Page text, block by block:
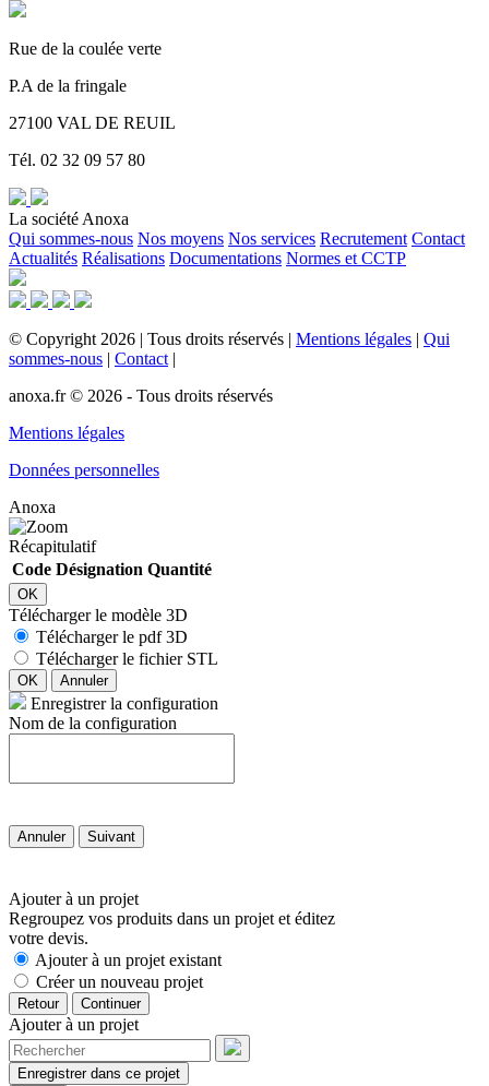
Rue de la coulée verte
P.A de la fringale
27100 VAL DE REUIL
Tél. 02 32 09 57 80
La société Anoxa
Qui sommes-nous Nos moyens Nos services Recrutement Contact
Actualités Réalisations Documentations Normes et CCTP
© Copyright 2026 | Tous droits réservés | Mentions légales | Qui
sommes-nous | Contact |
anoxa.fr © 2026 - Tous droits réservés
Mentions légales
Données personnelles
Anoxa
Récapitulatif
Code Désignation Quantité
OK
Télécharger le modèle 3D
Télécharger le pdf 3D
Télécharger le fichier STL
OK Annuler
Enregistrer la configuration
Nom de la configuration
Annuler Suivant
Ajouter à un projet
Regroupez vos produits dans un projet et éditez
votre devis.
Ajouter à un projet existant
Créer un nouveau projet
Retour Continuer
Ajouter à un projet
Enregistrer dans ce projet